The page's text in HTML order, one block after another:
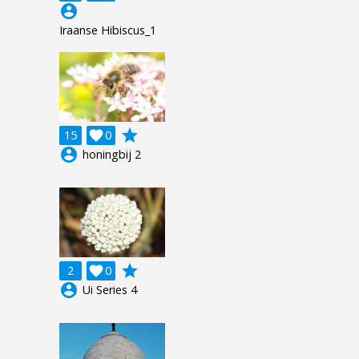
account_circle
Iraanse Hibiscus_1
15 0

grade
account_circle honingbij 2
2 0

grade
account_circle Ui Series 4